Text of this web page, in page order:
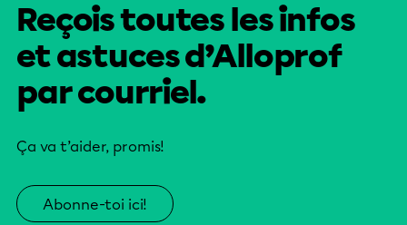
Reçois toutes les infos
et astuces d’Alloprof
par courriel.
Ça va t’aider, promis!
Abonne-toi ici!